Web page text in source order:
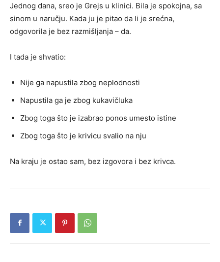
Jednog dana, sreo je Grejs u klinici. Bila je spokojna, sa
sinom u naručju. Kada ju je pitao da li je srećna,
odgovorila je bez razmišljanja – da.
I tada je shvatio:
Nije ga napustila zbog neplodnosti
Napustila ga je zbog kukavičluka
Zbog toga što je izabrao ponos umesto istine
Zbog toga što je krivicu svalio na nju
Na kraju je ostao sam, bez izgovora i bez krivca.